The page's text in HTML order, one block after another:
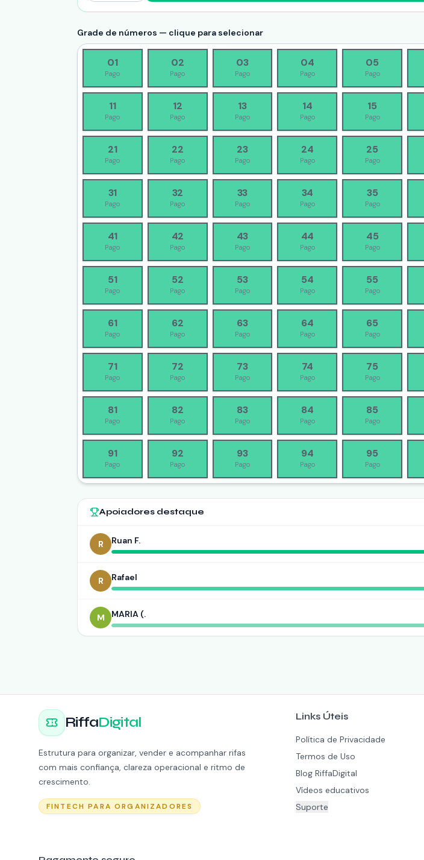
Grade de números — clique para selecionar
01
Pago
02
Pago
03
Pago
04
Pago
05
Pago
11
Pago
12
Pago
13
Pago
14
Pago
15
Pago
21
Pago
22
Pago
23
Pago
24
Pago
25
Pago
31
Pago
32
Pago
33
Pago
34
Pago
35
Pago
41
Pago
42
Pago
43
Pago
44
Pago
45
Pago
51
Pago
52
Pago
53
Pago
54
Pago
55
Pago
61
Pago
62
Pago
63
Pago
64
Pago
65
Pago
71
Pago
72
Pago
73
Pago
74
Pago
75
Pago
81
Pago
82
Pago
83
Pago
84
Pago
85
Pago
91
Pago
92
Pago
93
Pago
94
Pago
95
Pago
Apoiadores destaque
R Ruan F.
R Rafael
M MARIA (.
RiffaDigital
Estrutura para organizar, vender e acompanhar rifas
com mais confiança, clareza operacional e ritmo de
crescimento.
FINTECH PARA ORGANIZADORES
Links Úteis
Política de Privacidade
Termos de Uso
Blog RiffaDigital
Vídeos educativos
Suporte